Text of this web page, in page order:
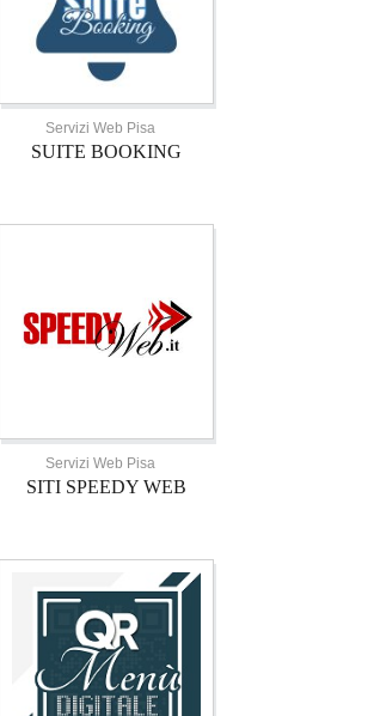
Servizi Web Pisa
SUITE BOOKING
Servizi Web Pisa
SITI SPEEDY WEB